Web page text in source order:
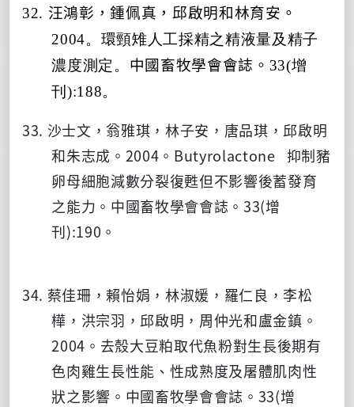
32. 汪鴻彰，鍾佩真，邱啟明和林育安。
2004。環頸雉人工採精之精液量及精子
濃度測定。 中國畜牧學會會誌。 33(增
刊):188。
33. 沙士文，翁雅琪，林子安，唐品琪，邱啟明
和朱志成。2004。Butyrolactone 抑制豬
卵母細胞減數分裂復甦但不影響後蓄發育
之能力。中國畜牧學會會誌。33(增
刊):190。
34. 蔡佳珊，賴怡娟，林淑媛，羅仁良，李松
樺，洪宗羽，邱啟明，周仲光和盧金鎮。
2004。去殼大豆粕取代魚粉對生長後期有
色肉雞生長性能、性成熟度及屠體肌肉性
狀之影響。中國畜牧學會會誌。33(增